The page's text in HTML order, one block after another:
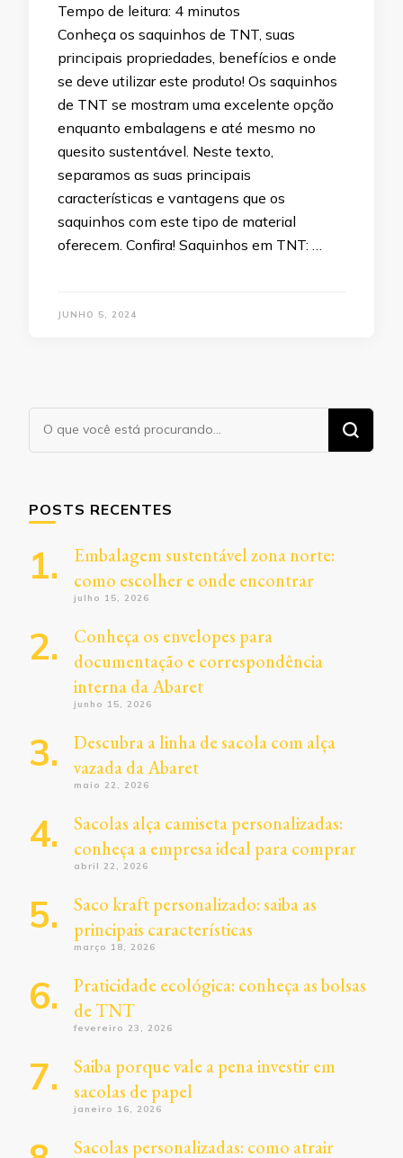
Tempo de leitura: 4 minutos
Conheça os saquinhos de TNT, suas
principais propriedades, benefícios e onde
se deve utilizar este produto! Os saquinhos
de TNT se mostram uma excelente opção
enquanto embalagens e até mesmo no
quesito sustentável. Neste texto,
separamos as suas principais
características e vantagens que os
saquinhos com este tipo de material
oferecem. Confira! Saquinhos em TNT: …
JUNHO 5, 2024
Procurando
algo?
POSTS RECENTES
Embalagem sustentável zona norte:
como escolher e onde encontrar
julho 15, 2026
Conheça os envelopes para
documentação e correspondência
interna da Abaret
junho 15, 2026
Descubra a linha de sacola com alça
vazada da Abaret
maio 22, 2026
Sacolas alça camiseta personalizadas:
conheça a empresa ideal para comprar
abril 22, 2026
Saco kraft personalizado: saiba as
principais características
março 18, 2026
Praticidade ecológica: conheça as bolsas
de TNT
fevereiro 23, 2026
Saiba porque vale a pena investir em
sacolas de papel
janeiro 16, 2026
Sacolas personalizadas: como atrair